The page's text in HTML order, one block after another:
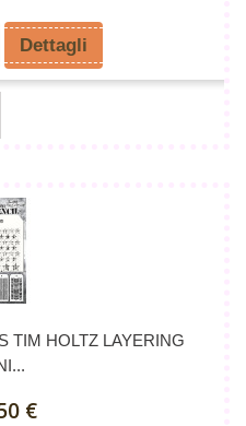
Dettagli
TIM HOLTZ LAYERING
€